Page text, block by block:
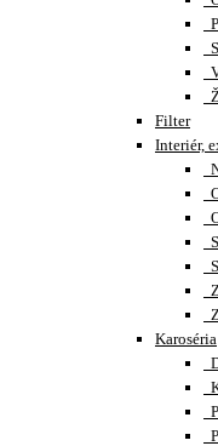
Filter
Interiér,
Karoséria